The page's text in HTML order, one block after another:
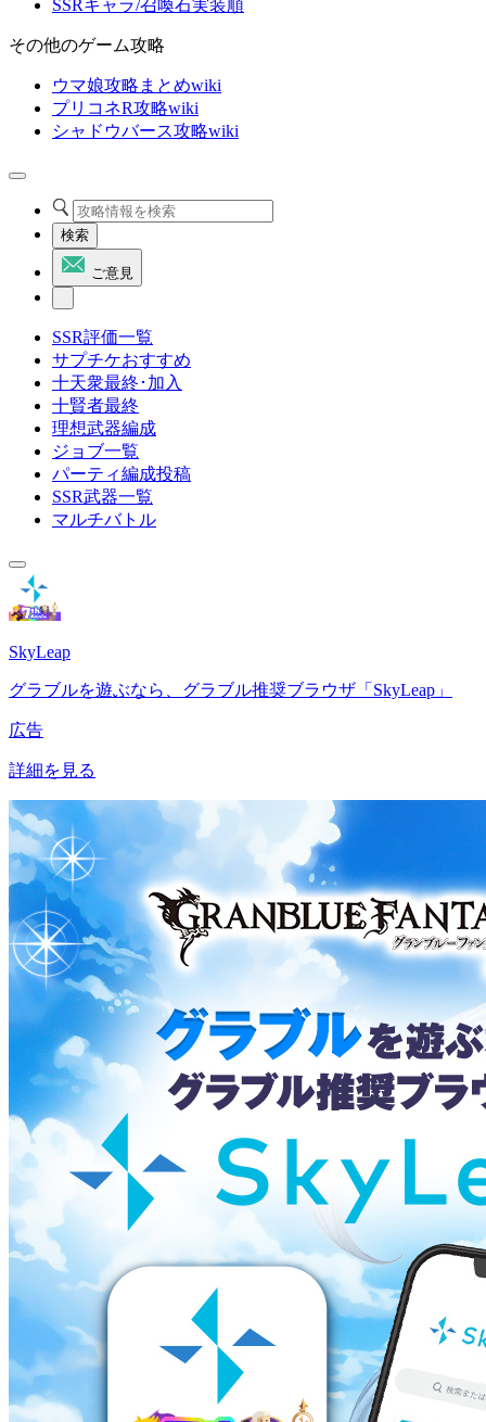
SSRキャラ/召喚石実装順
その他のゲーム攻略
ウマ娘攻略まとめwiki
プリコネR攻略wiki
シャドウバース攻略wiki
検索
ご意見
SSR評価一覧
サプチケおすすめ
十天衆最終･加入
十賢者最終
理想武器編成
ジョブ一覧
パーティ編成投稿
SSR武器一覧
マルチバトル
SkyLeap
グラブルを遊ぶなら、グラブル推奨ブラウザ「SkyLeap」
広告
詳細を見る